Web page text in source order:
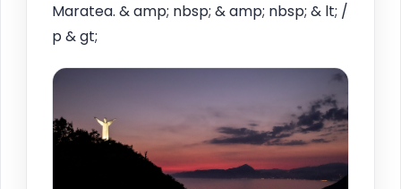
Maratea. & amp; nbsp; & amp; nbsp; & lt; /
p & gt;